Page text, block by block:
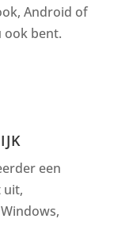
Android of
ook bent.
een
uit,